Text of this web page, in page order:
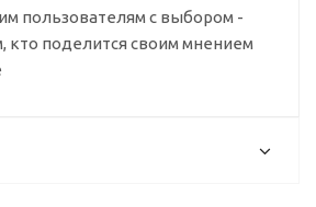
пользователям с выбором -
кто поделится своим мнением